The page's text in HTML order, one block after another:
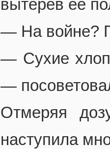
вытерев ее
— На войне?
— Сухие
—
Отмеряя
наступила